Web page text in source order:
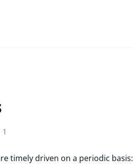
1
timely driven on a periodic basis: